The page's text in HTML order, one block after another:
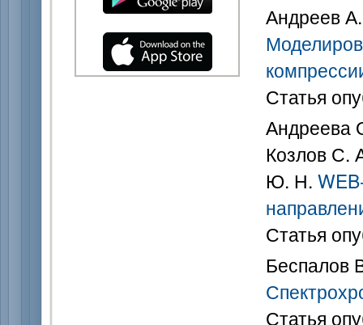
Андреев
Статья
Андреева
Козлов С.
Ю. Н.
Статья
Статья